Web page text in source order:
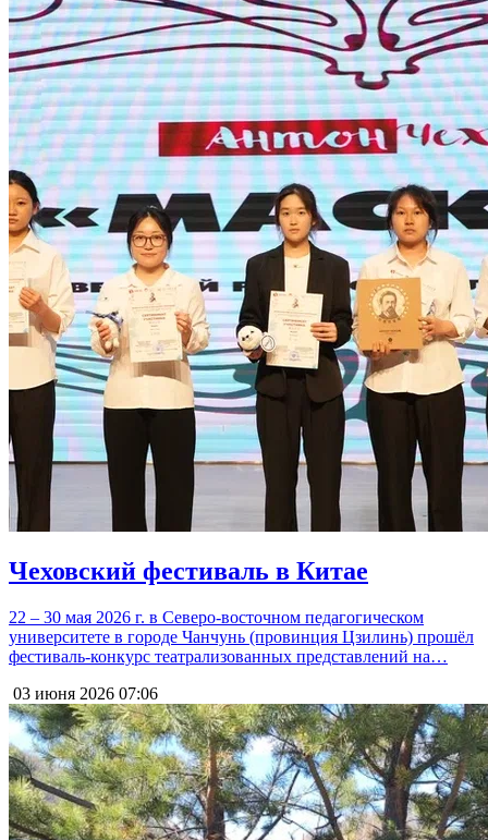
Чеховский фестиваль в Китае
22 – 30 мая 2026 г. в Северо-восточном педагогическом
университете в городе Чанчунь (провинция Цзилинь) прошёл
фестиваль-конкурс театрализованных представлений на…
03 июня 2026 07:06